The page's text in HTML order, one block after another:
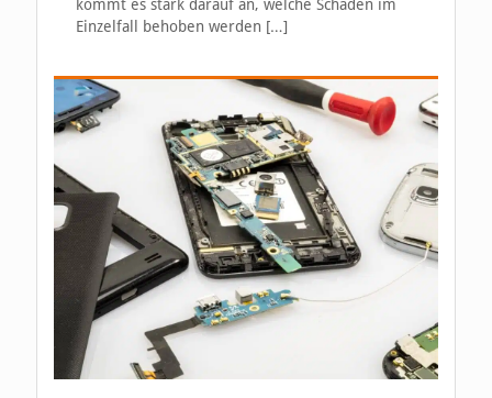
kommt es stark darauf an, welche Schäden im
Einzelfall behoben werden […]